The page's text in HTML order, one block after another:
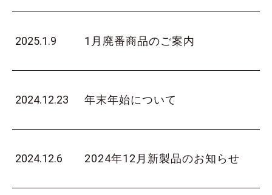
2025.1.9 1月廃番商品のご案内
2024.12.23 年末年始について
2024.12.6 2024年12月新製品のお知らせ